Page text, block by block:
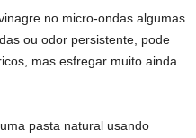
no micro-ondas algumas
ou odor persistente, pode
mas esfregar muito ainda
pasta natural usando